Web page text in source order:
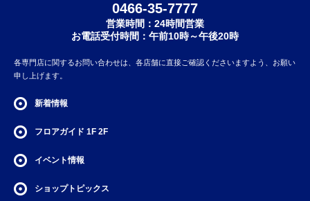
0466-35-7777
営業時間：24時間営業
お電話受付時間：午前10時～午後20時
各専門店に関するお問い合わせは、各店舗に直接ご確認くださいますよう、お願い
申し上げます。
新着情報
フロアガイド 1F 2F
イベント情報
ショップトピックス